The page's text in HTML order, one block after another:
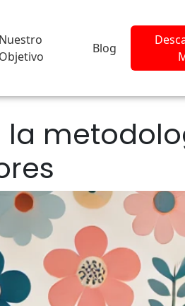
Nuestro
Objetivo
Blog
la